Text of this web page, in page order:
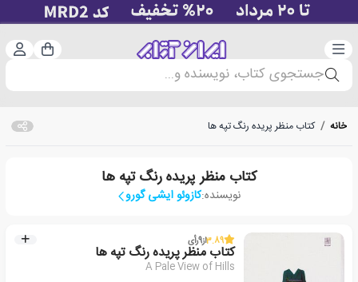
دسته‌بندی سبد
جستجوی کتاب، نویسنده و...
خانه / کتاب منظر پریده رنگ تپه ها
کتاب منظر پریده رنگ تپه ها
نویسنده:کازوئو ایشی گورو
3.89از9رأی
کتاب منظر پریده رنگ تپه ها
A Pale View of Hills